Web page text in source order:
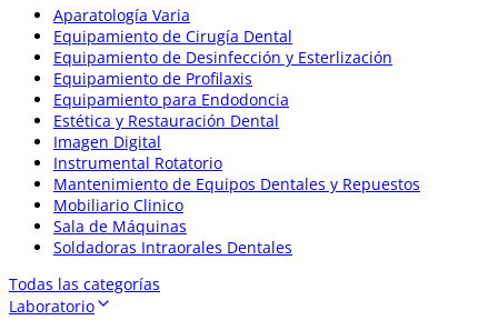
Aparatología Varia
Equipamiento de Cirugía Dental
Equipamiento de Desinfección y Esterlización
Equipamiento de Profilaxis
Equipamiento para Endodoncia
Estética y Restauración Dental
Imagen Digital
Instrumental Rotatorio
Mantenimiento de Equipos Dentales y Repuestos
Mobiliario Clinico
Sala de Máquinas
Soldadoras Intraorales Dentales
Todas las categorías
Laboratorio